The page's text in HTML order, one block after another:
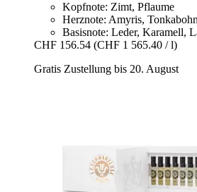
Kopfnote: Zimt, Pflaume
Herznote: Amyris,
Basisnote: Leder, Karamell,
CHF 156.54 (CHF 1 565.40 / l)
Gratis Zustellung bis 20. August